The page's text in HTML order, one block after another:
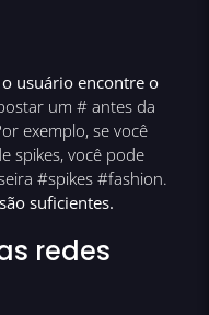
usuário encontre o
um # antes da
exemplo, se você
spikes, você pode
#spikes #fashion.
suficientes.
redes